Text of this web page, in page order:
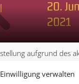
Einwilligung verwalten
aufgrund des
sind allerdings, dass